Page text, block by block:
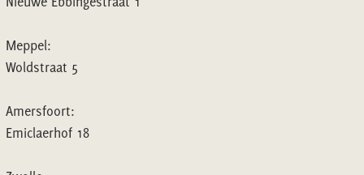
Meppel:
Woldstraat 5
Amersfoort:
Emiclaerhof 18